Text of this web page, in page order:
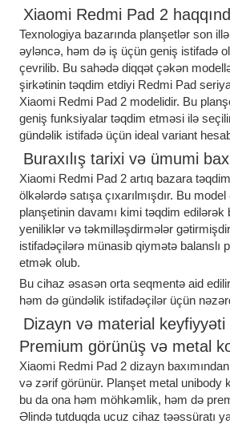
Xiaomi Redmi Pad 2
Texnologiya bazarında planşetlər son
əyləncə, həm də iş üçün geniş istifadə
çevrilib. Bu sahədə diqqət çəkən
şirkətinin təqdim etdiyi Redmi Pad
Xiaomi Redmi Pad 2 modelidir. Bu
geniş funksiyalar təqdim etməsi ilə
gündəlik istifadə üçün ideal variant
Buraxılış tarixi və ümumi
Xiaomi Redmi Pad 2 artıq bazara
ölkələrdə satışa çıxarılmışdır. Bu
planşetinin davamı kimi təqdim edilərək
yeniliklər və təkmilləşdirmələr
istifadəçilərə münasib qiymətə balanslı
etmək olub.
Bu cihaz əsasən orta seqmentə aid
həm də gündəlik istifadəçilər üçün
Dizayn və material keyfiyyəti
Premium görünüş və metal
Xiaomi Redmi Pad 2 dizayn
və zərif görünür. Planşet metal unibody
bu da ona həm möhkəmlik, həm də
Əlində tutduqda ucuz cihaz təəssüratı